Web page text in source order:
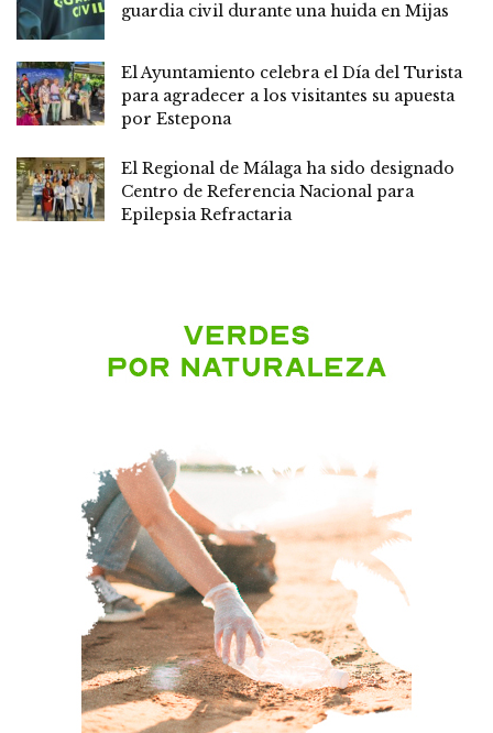
guardia civil durante una huida en Mijas
El Ayuntamiento celebra el Día del Turista
para agradecer a los visitantes su apuesta
por Estepona
El Regional de Málaga ha sido designado
Centro de Referencia Nacional para
Epilepsia Refractaria